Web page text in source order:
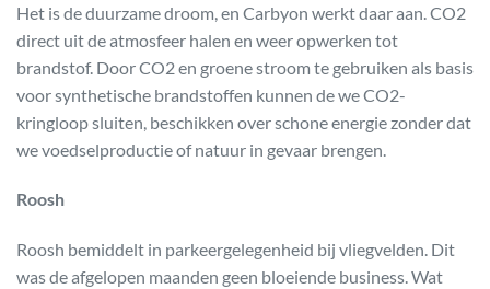
Het is de duurzame droom, en Carbyon werkt daar aan. CO2
direct uit de atmosfeer halen en weer opwerken tot
brandstof. Door CO2 en groene stroom te gebruiken als basis
voor synthetische brandstoffen kunnen de we CO2-
kringloop sluiten, beschikken over schone energie zonder dat
we voedselproductie of natuur in gevaar brengen.
Roosh
Roosh bemiddelt in parkeergelegenheid bij vliegvelden. Dit
was de afgelopen maanden geen bloeiende business. Wat